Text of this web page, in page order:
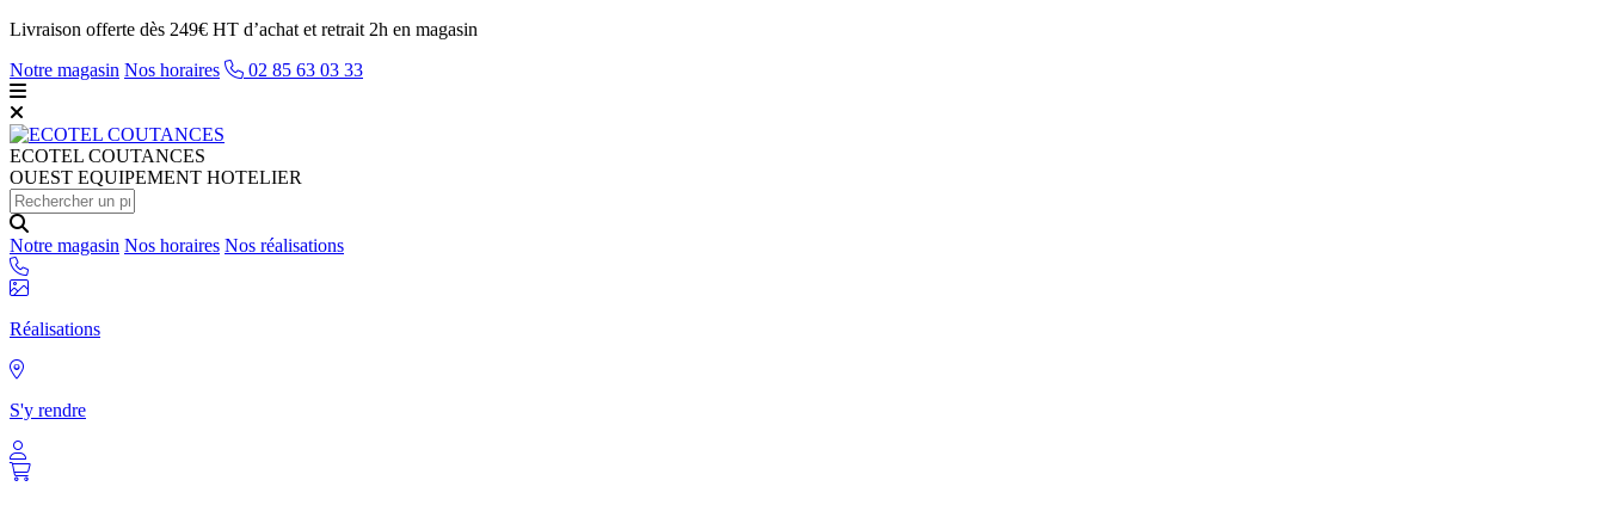
Livraison offerte dès 249€ HT d’achat et retrait 2h en magasin
Notre magasin Nos horaires 02 85 63 03 33
ECOTEL COUTANCES
OUEST EQUIPEMENT HOTELIER
Notre magasin Nos horaires Nos réalisations
Réalisations
S'y rendre